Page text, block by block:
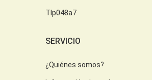
Tlp048a7
SERVICIO
¿Quiénes somos?